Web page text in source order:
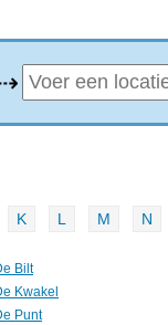
K L M N
Bilt
Kwakel
Punt